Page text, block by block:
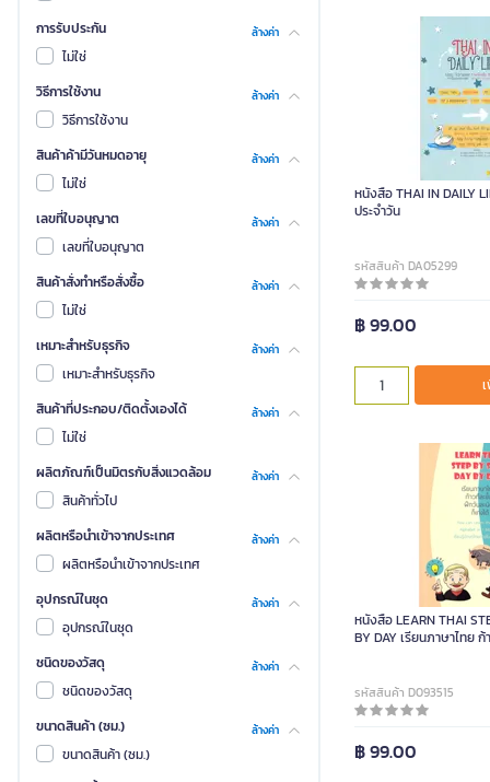
การรับประกัน
ล้างค่า
ไม่ใช่
วิธีการใช้งาน
ล้างค่า
วิธีการใช้งาน
สินค้าค้ามีวันหมดอายุ
ล้างค่า
ไม่ใช่
เลขที่ใบอนุญาต
ล้างค่า
เลขที่ใบอนุญาต
สินค้าสั่งทำหรือสั่งซื้อ
ล้างค่า
ไม่ใช่
เหมาะสำหรับธุรกิจ
ล้างค่า
เหมาะสำหรับธุรกิจ
สินค้าที่ประกอบ/ติดตั้งเองได้
ล้างค่า
ไม่ใช่
ผลิตภัณฑ์เป็นมิตรกับสิ่งแวดล้อม
ล้างค่า
สินค้าทั่วไป
ผลิตหรือนำเข้าจากประเทศ
ล้างค่า
ผลิตหรือนำเข้าจากประเทศ
อุปกรณ์ในชุด
ล้างค่า
อุปกรณ์ในชุด
ชนิดของวัสดุ
ล้างค่า
ชนิดของวัสดุ
ขนาดสินค้า (ซม.)
ล้างค่า
ขนาดสินค้า (ซม.)
หนังสือ THAI IN DAILY
ประจำวัน
รหัสสินค้า DA05299
฿ 99.00
หนังสือ LEARN THAI
BY DAY เรียนภาษาไทย
รหัสสินค้า D093515
฿ 99.00